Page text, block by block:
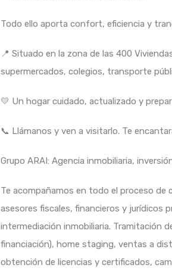
Todo ello aporta confort, eficiencia y
📍 Situado en la zona de las 400
supermercados, colegios, transporte
💛 Un hogar cuidado, actualizado y
📞 Llámanos y ven a visitarlo. Te
Grupo ARAI: Agencia inmobiliaria,
Te acompañamos en todo el proceso
asesores fiscales, financieros y jurídicos
intermediación inmobiliaria. Tramitación
financiación), home staging, ventas a
obtención de licencias y certificados,